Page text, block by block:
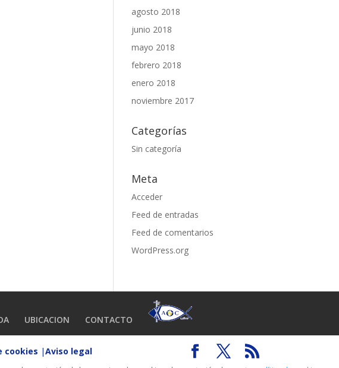
agosto 2018
junio 2018
mayo 2018
febrero 2018
enero 2018
noviembre 2017
Categorías
Sin categoría
Meta
Acceder
Feed de entradas
Feed de comentarios
WordPress.org
UBICACION CONTACTO
cookies |Aviso legal